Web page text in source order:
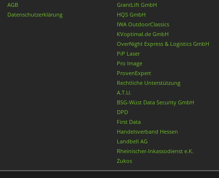
AGB
Datenschutzerklärung
GrantLift GmbH
HQS GmbH
IWA OutdoorClassics
KVoptimal.de GmbH
OverNight Express & Logistics GmbH
PiP Laser
Pro Image
ProvenExpert
Rechtliche Unterstützung
A.T.U.
BSG-Wüst Data Security GmbH
DPD
First Data
Handelsverband Hessen
Landbell AG
Rheinischer-Inkassodienst e.K.
Zukos